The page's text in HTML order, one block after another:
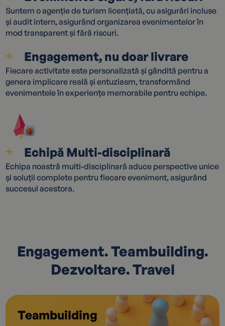
Suntem o agenție de turism licențiată, cu asigurări incluse
și audit intern, asigurând organizarea evenimentelor în
mod transparent și fără riscuri.
Engagement, nu doar livrare
Fiecare activitate este personalizată și gândită pentru a
genera implicare reală și entuziasm, transformând
evenimentele în experiențe memorabile pentru echipe.
Echipă Multi-disciplinară
Echipa noastră multi-disciplinară aduce perspective unice
și soluții complete pentru fiecare eveniment, asigurând
succesul acestora.
Engagement. Teambuilding.
Dezvoltare. Travel
Teambuilding